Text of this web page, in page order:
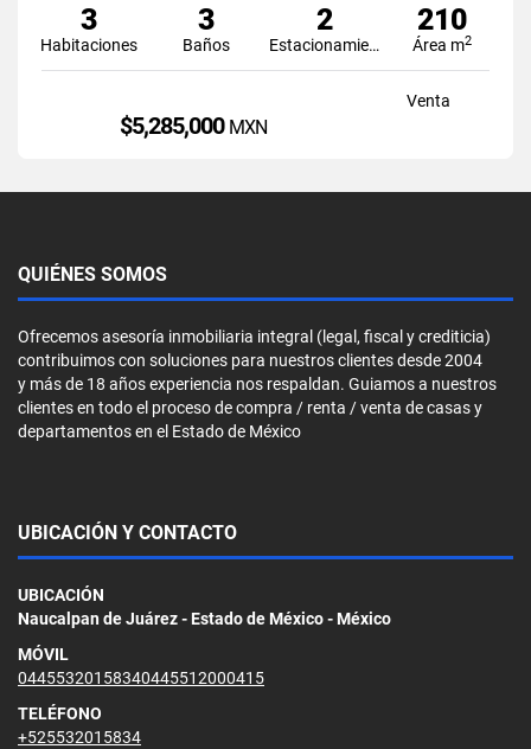
3
Habitaciones
3
Baños
2
Estacionamiento
210
Área m2
Venta
$5,285,000 MXN
QUIÉNES SOMOS
Ofrecemos asesoría inmobiliaria integral (legal, fiscal y crediticia)
contribuimos con soluciones para nuestros clientes desde 2004
y más de 18 años experiencia nos respaldan. Guiamos a nuestros
clientes en todo el proceso de compra / renta / venta de casas y
departamentos en el Estado de México
UBICACIÓN Y CONTACTO
UBICACIÓN
Naucalpan de Juárez - Estado de México - México
MÓVIL
04455320158340445512000415
TELÉFONO
+525532015834